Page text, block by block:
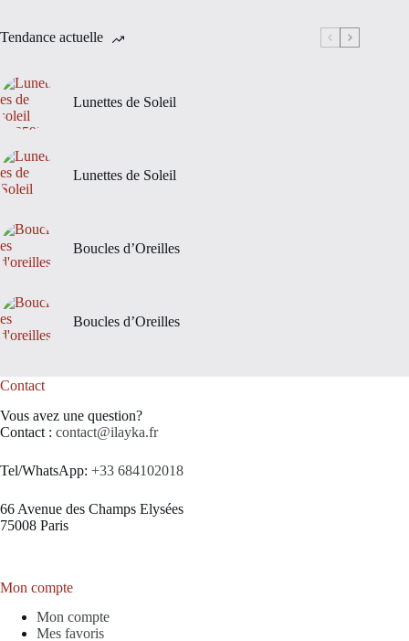
Tendance actuelle
Lunettes de Soleil
Lunettes de Soleil
Boucles d’Oreilles
Boucles d’Oreilles
Contact
Vous avez une question?
Contact : contact@ilayka.fr
Tel/WhatsApp: +33 684102018
66 Avenue des Champs Elysées
75008 Paris
Mon compte
Mon compte
Mes favoris